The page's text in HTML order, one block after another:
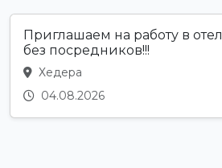
Приглашаем на работу в
без посредников!!!
Хедера
04.08.2026